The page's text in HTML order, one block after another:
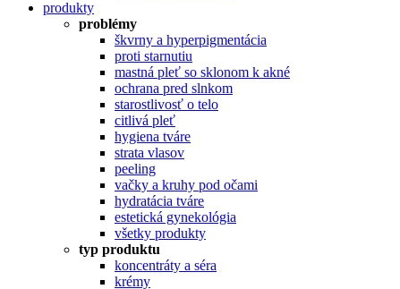
produkty
problémy
škvrny a hyperpigmentácia
proti starnutiu
mastná pleť so sklonom k ​​akné
ochrana pred slnkom
starostlivosť o telo
citlivá pleť
hygiena tváre
strata vlasov
peeling
vačky a kruhy pod očami
hydratácia tváre
estetická gynekológia
všetky produkty
typ produktu
koncentráty a séra
krémy